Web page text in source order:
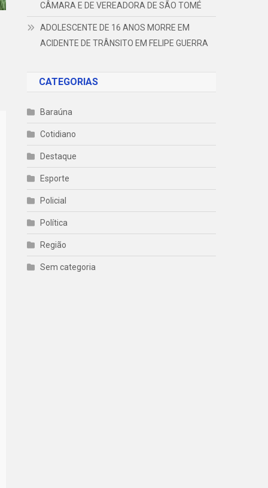
CÂMARA E DE VEREADORA DE SÃO TOMÉ
ADOLESCENTE DE 16 ANOS MORRE EM
ACIDENTE DE TRÂNSITO EM FELIPE GUERRA
CATEGORIAS
Baraúna
Cotidiano
Destaque
Esporte
Policial
Política
Região
Sem categoria